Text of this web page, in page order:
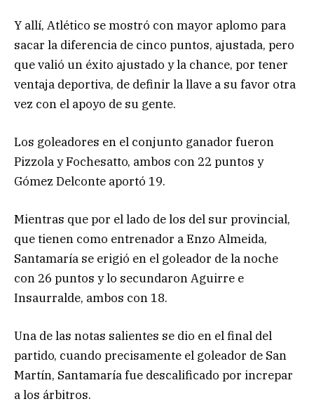
Y allí, Atlético se mostró con mayor aplomo para
sacar la diferencia de cinco puntos, ajustada, pero
que valió un éxito ajustado y la chance, por tener
ventaja deportiva, de definir la llave a su favor otra
vez con el apoyo de su gente.
Los goleadores en el conjunto ganador fueron
Pizzola y Fochesatto, ambos con 22 puntos y
Gómez Delconte aportó 19.
Mientras que por el lado de los del sur provincial,
que tienen como entrenador a Enzo Almeida,
Santamaría se erigió en el goleador de la noche
con 26 puntos y lo secundaron Aguirre e
Insaurralde, ambos con 18.
Una de las notas salientes se dio en el final del
partido, cuando precisamente el goleador de San
Martín, Santamaría fue descalificado por increpar
a los árbitros.